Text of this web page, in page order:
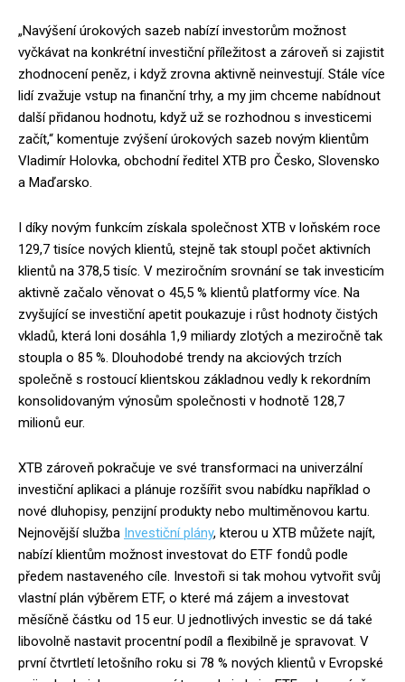
„Navýšení úrokových sazeb nabízí investorům možnost
vyčkávat na konkrétní investiční příležitost a zároveň si zajistit
zhodnocení peněz, i když zrovna aktivně neinvestují. Stále více
lidí zvažuje vstup na finanční trhy, a my jim chceme nabídnout
další přidanou hodnotu, když už se rozhodnou s investicemi
začít,“ komentuje zvýšení úrokových sazeb novým klientům
Vladimír Holovka, obchodní ředitel XTB pro Česko, Slovensko
a Maďarsko.
I díky novým funkcím získala společnost XTB v loňském roce
129,7 tisíce nových klientů, stejně tak stoupl počet aktivních
klientů na 378,5 tisíc. V meziročním srovnání se tak investicím
aktivně začalo věnovat o 45,5 % klientů platformy více. Na
zvyšující se investiční apetit poukazuje i růst hodnoty čistých
vkladů, která loni dosáhla 1,9 miliardy zlotých a meziročně tak
stoupla o 85 %. Dlouhodobé trendy na akciových trzích
společně s rostoucí klientskou základnou vedly k rekordním
konsolidovaným výnosům společnosti v hodnotě 128,7
milionů eur.
XTB zároveň pokračuje ve své transformaci na univerzální
investiční aplikaci a plánuje rozšířit svou nabídku například o
nové dluhopisy, penzijní produkty nebo multiměnovou kartu.
Nejnovější služba Investiční plány, kterou u XTB můžete najít,
nabízí klientům možnost investovat do ETF fondů podle
předem nastaveného cíle. Investoři si tak mohou vytvořit svůj
vlastní plán výběrem ETF, o které má zájem a investovat
měsíčně částku od 15 eur. U jednotlivých investic se dá také
libovolně nastavit procentní podíl a flexibilně je spravovat. V
první čtvrtletí letošního roku si 78 % nových klientů v Evropské